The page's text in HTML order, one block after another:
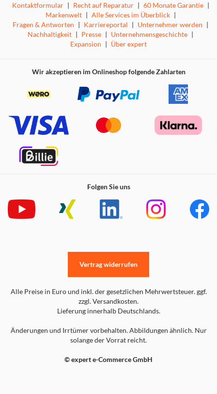
Kontaktformular | Recht auf Reparatur | 60 Monate Garantie |
Markenwelt | Alle Services im Überblick |
Fragen & Antworten | Karriereportal | Unternehmer werden |
Nachhaltigkeit | Presse | Unternehmensgeschichte |
Expansion | Über expert
Wir akzeptieren im Onlineshop folgende Zahlarten
Folgen Sie uns
Alle Preise in Euro und inkl. der gesetzlichen Mehrwertsteuer. ggf.
zzgl. Versandkosten.
Lieferung innerhalb Deutschlands.
Änderungen und Irrtümer vorbehalten. Abbildungen ähnlich. Nur
solange der Vorrat reicht.
© expert e-Commerce GmbH
Vertrag widerrufen